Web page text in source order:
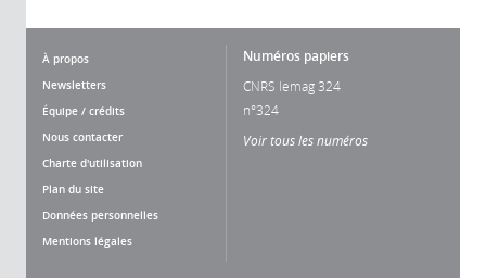
À propos
Newsletters
Équipe / crédits
Nous contacter
Charte d'utilisation
Plan du site
Données personnelles
Mentions légales
Numéros papiers
CNRS lemag 324
n°324
Voir tous les numéros